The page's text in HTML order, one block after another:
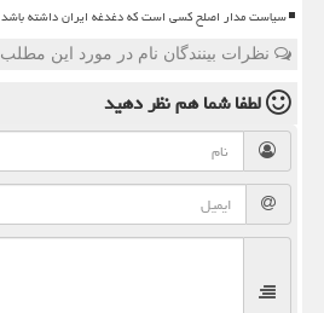
سیاست مدار اصلح کسی است که دغدغه ایران داشته باشد
نظرات بینندگان نام در مورد این مطلب
لطفا شما همنظر دهید